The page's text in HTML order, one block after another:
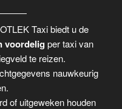
Taxi biedt u de
voordelig per taxi van
te reizen.
nauwkeurig
of uitgeweken houden